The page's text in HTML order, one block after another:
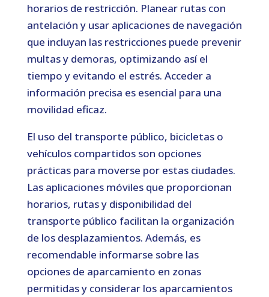
horarios de restricción. Planear rutas con
antelación y usar aplicaciones de navegación
que incluyan las restricciones puede prevenir
multas y demoras, optimizando así el
tiempo y evitando el estrés. Acceder a
información precisa es esencial para una
movilidad eficaz.
El uso del transporte público, bicicletas o
vehículos compartidos son opciones
prácticas para moverse por estas ciudades.
Las aplicaciones móviles que proporcionan
horarios, rutas y disponibilidad del
transporte público facilitan la organización
de los desplazamientos. Además, es
recomendable informarse sobre las
opciones de aparcamiento en zonas
permitidas y considerar los aparcamientos